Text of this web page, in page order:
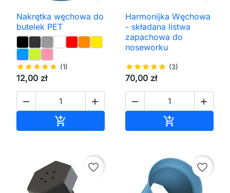
Nakrętka węchowa do
butelek PET
starstarstarstarstar (1)
12,00 zł
 

Harmonijka Węchowa
- składana listwa
zapachowa do
noseworku
starstarstarstarstar (3)
70,00 zł
 

favorite_border favorite_border